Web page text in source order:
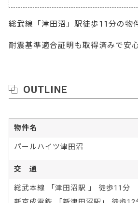
総武線「津田沼」駅徒歩11分の物
耐震基準適合証明も取得済みで安
OUTLINE
物件名
パールハイツ津田沼
交 通
総武本線 「津田沼駅 」 徒歩11分